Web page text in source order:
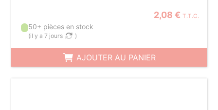
2,08 € T.T.C.
50+ pièces en stock
(il y a 7 jours )
AJOUTER AU PANIER